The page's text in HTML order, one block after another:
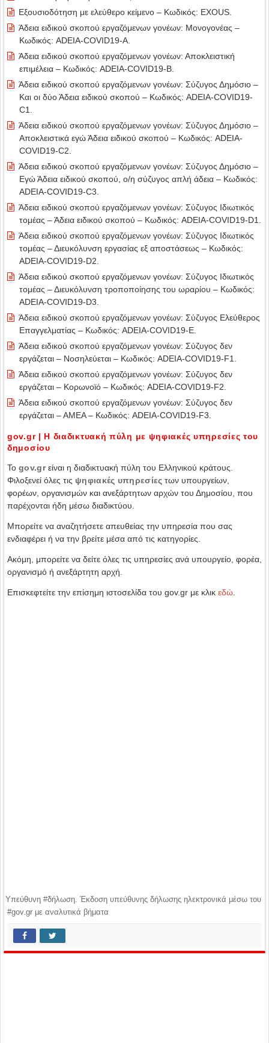
Εξουσιοδότηση με ελεύθερο κείμενο – Κωδικός: EXOUS.
Άδεια ειδικού σκοπού εργαζόμενων γονέων: Μονογονέας –
Κωδικός: ADEIA-COVID19-A.
Άδεια ειδικού σκοπού εργαζόμενων γονέων: Αποκλειστική
επιμέλεια – Κωδικός: ADEIA-COVID19-B.
Άδεια ειδικού σκοπού εργαζόμενων γονέων: Σύζυγος Δημόσιο –
Και οι δύο Άδεια ειδικού σκοπού – Κωδικός: ADEIA-COVID19-
C1.
Άδεια ειδικού σκοπού εργαζόμενων γονέων: Σύζυγος Δημόσιο –
Αποκλειστικά εγώ Άδεια ειδικού σκοπού – Κωδικός: ADEIA-
COVID19-C2.
Άδεια ειδικού σκοπού εργαζόμενων γονέων: Σύζυγος Δημόσιο –
Εγώ Άδεια ειδικού σκοπού, ο/η σύζυγος απλή άδεια – Κωδικός:
ADEIA-COVID19-C3.
Άδεια ειδικού σκοπού εργαζόμενων γονέων: Σύζυγος Ιδιωτικός
τομέας – Άδεια ειδικού σκοπού – Κωδικός: ADEIA-COVID19-D1.
Άδεια ειδικού σκοπού εργαζόμενων γονέων: Σύζυγος Ιδιωτικός
τομέας – Διευκόλυνση εργασίας εξ αποστάσεως – Κωδικός:
ADEIA-COVID19-D2.
Άδεια ειδικού σκοπού εργαζόμενων γονέων: Σύζυγος Ιδιωτικός
τομέας – Διευκόλυνση τροποποίησης του ωραρίου – Κωδικός:
ADEIA-COVID19-D3.
Άδεια ειδικού σκοπού εργαζόμενων γονέων: Σύζυγος Ελεύθερος
Επαγγελματίας – Κωδικός: ADEIA-COVID19-E.
Άδεια ειδικού σκοπού εργαζόμενων γονέων: Σύζυγος δεν
εργάζεται – Νοσηλεύεται – Κωδικός: ADEIA-COVID19-F1.
Άδεια ειδικού σκοπού εργαζόμενων γονέων: Σύζυγος δεν
εργάζεται – Κορωνοϊό – Κωδικός: ADEIA-COVID19-F2.
Άδεια ειδικού σκοπού εργαζόμενων γονέων: Σύζυγος δεν
εργάζεται – ΑΜΕΑ – Κωδικός: ADEIA-COVID19-F3.
gov.gr | Η διαδικτυακή πύλη με ψηφιακές υπηρεσίες του
δημοσίου
Το gov.grείναι η διαδικτυακή πύλη του Ελληνικού κράτους.
Φιλοξενεί όλες τις ψηφιακές υπηρεσίες των υπουργείων,
φορέων, οργανισμών και ανεξάρτητων αρχών του Δημοσίου, που
παρέχονται ήδη μέσω διαδικτύου.
Μπορείτε να αναζητήσετε απευθείας την υπηρεσία που σας
ενδιαφέρει ή να την βρείτε μέσα από τις κατηγορίες.
Ακόμη, μπορείτε να δείτε όλες τις υπηρεσίες ανά υπουργείο, φορέα,
οργανισμό ή ανεξάρτητη αρχή.
Επισκεφτείτε την επίσημη ιστοσελίδα του gov.gr με κλικ εδώ
Υπεύθυνη #δήλωση. Έκδοση υπεύθυνης δήλωσης ηλεκτρονικά μέσω του
#gov.gr με αναλυτικά βήματα